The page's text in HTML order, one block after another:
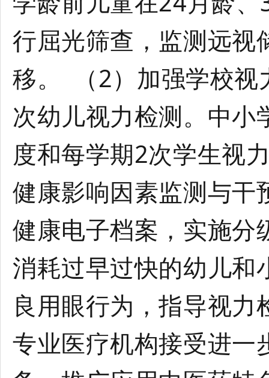
行屈光筛查，监测远视
移。 （2）加强学校视
次幼儿视力检测。中小
度和每学期2次学生视
健康影响因素监测与干
健康电子档案，实施分
消耗过早过快的幼儿和
良用眼行为，指导视
专业医疗机构接受进一